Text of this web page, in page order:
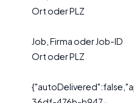
Ort oder PLZ
Job, Firma oder Job-ID
Ort oder PLZ